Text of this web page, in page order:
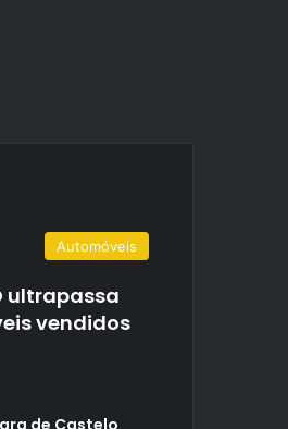
Automóveis
ultrapassa
vendidos
de Castelo